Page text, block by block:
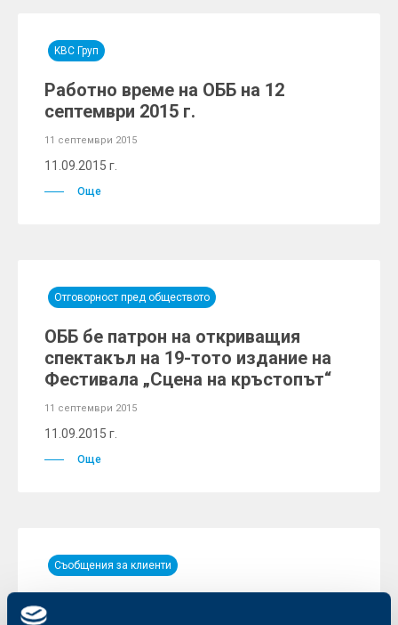
KBC Груп
Работно време на ОББ на 12
септември 2015 г.
11 септември 2015
11.09.2015 г.
Още
Отговорност пред обществото
ОББ бе патрон на откриващия
спектакъл на 19-тото издание на
Фестивала „Сцена на кръстопът“
11 септември 2015
11.09.2015 г.
Още
Съобщения за клиенти
Информационен бюлетин за